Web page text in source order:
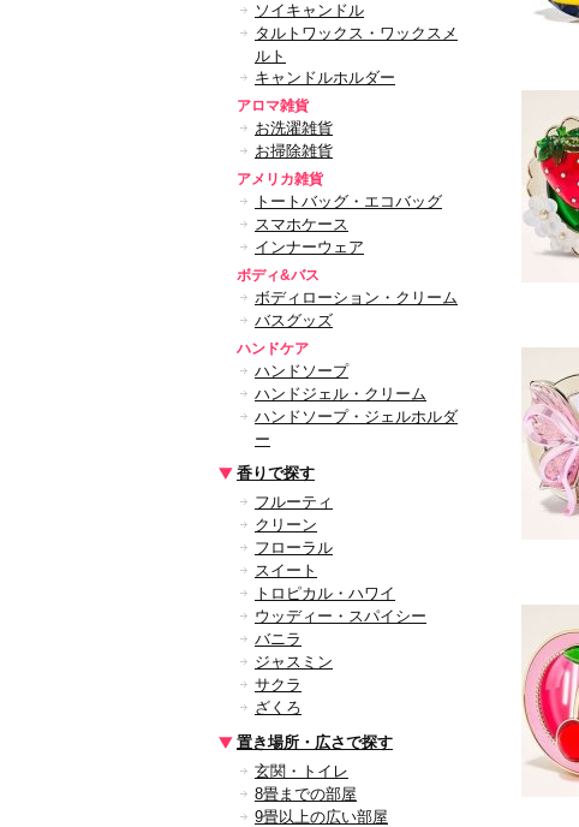
ソイキャンドル
タルトワックス・ワックスメ
ルト
キャンドルホルダー
アロマ雑貨
お洗濯雑貨
お掃除雑貨
アメリカ雑貨
トートバッグ・エコバッグ
スマホケース
インナーウェア
ボディ&バス
ボディローション・クリーム
バスグッズ
ハンドケア
ハンドソープ
ハンドジェル・クリーム
ハンドソープ・ジェルホルダ
ー
香りで探す
フルーティ
クリーン
フローラル
スイート
トロピカル・ハワイ
ウッディー・スパイシー
バニラ
ジャスミン
サクラ
ざくろ
置き場所・広さで探す
玄関・トイレ
8畳までの部屋
9畳以上の広い部屋